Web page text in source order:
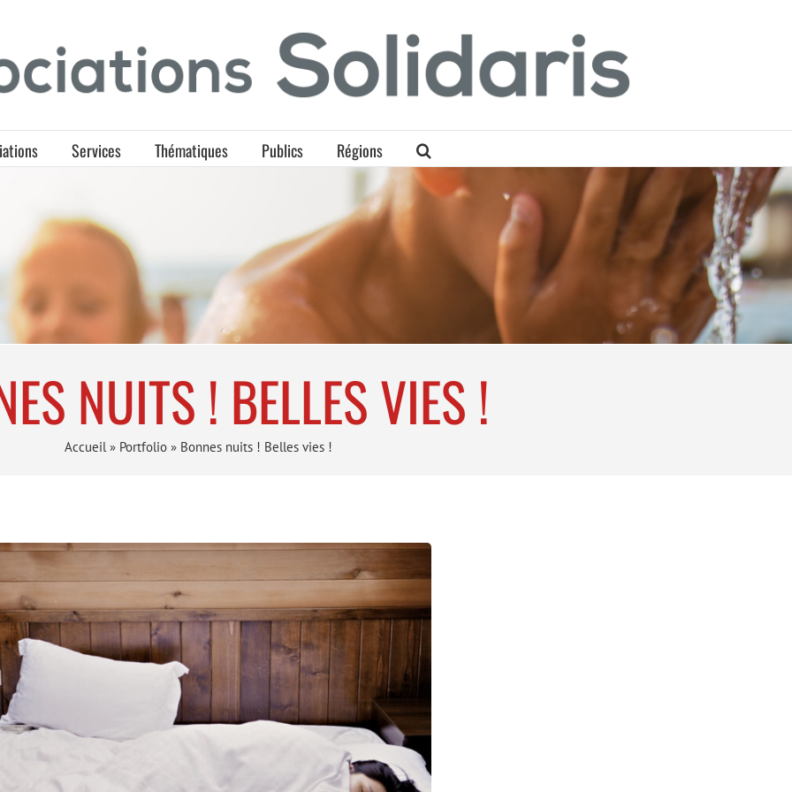
Services Thématiques Publics Régions
NUITS ! BELLES VIES !
Accueil» Portfolio» Bonnes nuits ! Belles vies !